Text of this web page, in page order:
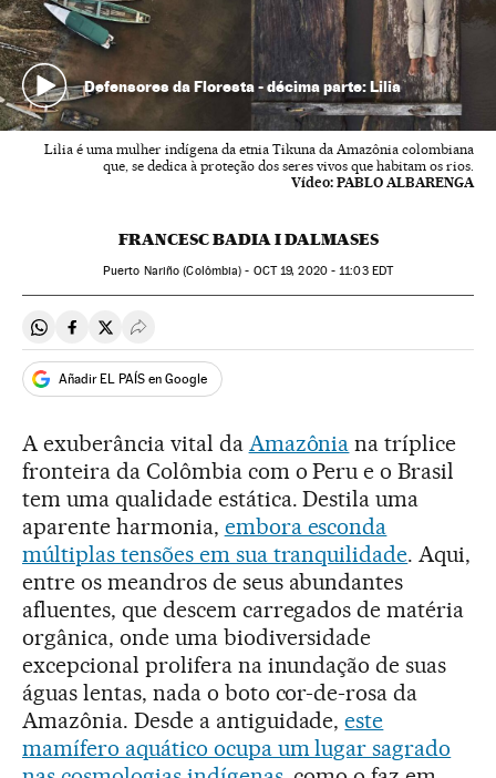
Defensores da Floresta - décima parte: Lilia
Lilia é uma mulher indígena da etnia Tikuna da Amazônia colombiana
que, se dedica à proteção dos seres vivos que habitam os rios.
Vídeo: PABLO ALBARENGA
FRANCESC BADIA I DALMASES
Puerto Nariño (Colômbia) - OCT19, 2020 - 11:03EDT
Compartir en Whatsapp
Compartir en Facebook
Compartir en Twitter
Desplegar Redes Sociales
Añadir EL PAÍS en Google
A exuberância vital da Amazônia na tríplice
fronteira da Colômbia com o Peru e o Brasil
tem uma qualidade estática. Destila uma
aparente harmonia, embora esconda
múltiplas tensões em sua tranquilidade. Aqui,
entre os meandros de seus abundantes
afluentes, que descem carregados de matéria
orgânica, onde uma biodiversidade
excepcional prolifera na inundação de suas
águas lentas, nada o boto cor-de-rosa da
Amazônia. Desde a antiguidade,este
mamífero aquático ocupa um lugar sagrado